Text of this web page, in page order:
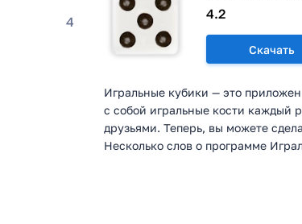
4 4.2
Скачать
Игральные кубики — это
с собой игральные кости каждый
друзьями. Теперь, вы можете
Несколько слов о программе